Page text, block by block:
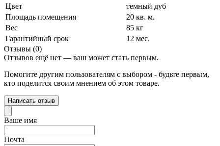
Цвет
темный дуб
Площадь помещения
20 кв. м.
Вес
85 кг
Гарантийный срок
12 мес.
Отзывы (0)
Отзывов ещё нет — ваш может стать первым.
Помогите другим пользователям с выбором - будьте первым,
кто поделится своим мнением об этом товаре.
Написать отзыв
Ваше имя
Почта